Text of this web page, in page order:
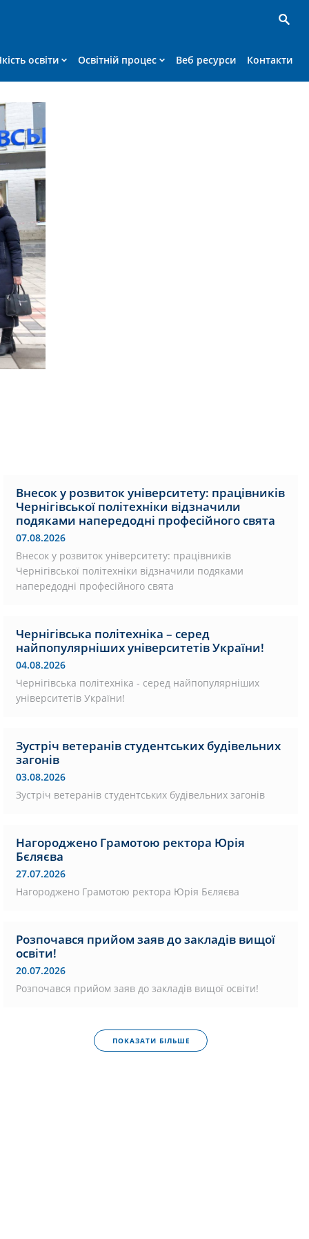
освіти Освітній процес Веб ресурси Контакти
Внесок у розвиток університету: працівників
Чернігівської політехніки відзначили
подяками напередодні професійного свята
07.08.2026
Внесок у розвиток університету: працівників
Чернігівської політехніки відзначили подяками
напередодні професійного свята
Чернігівська політехніка – серед
найпопулярніших університетів України!
04.08.2026
Чернігівська політехніка - серед найпопулярніших
університетів України!
Зустріч ветеранів студентських будівельних
загонів
03.08.2026
Зустріч ветеранів студентських будівельних загонів
Нагороджено Грамотою ректора Юрія
Бєляєва
27.07.2026
Нагороджено Грамотою ректора Юрія Бєляєва
Розпочався прийом заяв до закладів вищої
освіти!
20.07.2026
Розпочався прийом заяв до закладів вищої освіти!
ПОКАЗАТИ БІЛЬШЕ